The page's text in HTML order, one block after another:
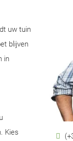
uw tuin
blijven
in
Kies